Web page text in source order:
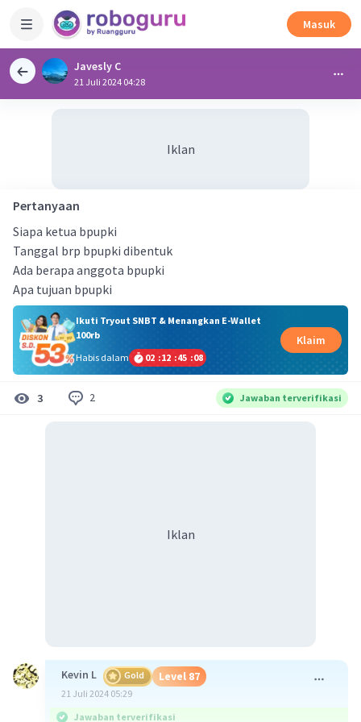
Masuk
Javesly C
21 Juli 2024 04:28
Iklan
Pertanyaan
Siapa ketua bpupki
Tanggal brp bpupki dibentuk
Ada berapa anggota bpupki
Apa tujuan bpupki
Ikuti Tryout SNBT & Menangkan E-Wallet
100rb
Habis dalam
02 :12 :45 :08
Klaim
3 2 Jawaban terverifikasi
Iklan
Kevin L Gold Level 87
21 Juli 2024 05:29
Jawaban terverifikasi